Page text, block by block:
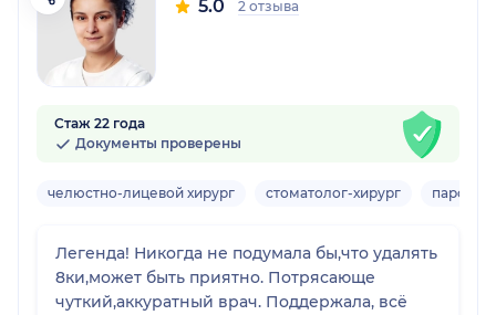
5.0 2 отзыва
Стаж 22 года
Документы проверены
челюстно-лицевой хирург стоматолог-хирург
Легенда! Никогда не подумала бы,что удалять
8ки,может быть приятно. Потрясающе
чуткий,аккуратный врач. Поддержала, всё